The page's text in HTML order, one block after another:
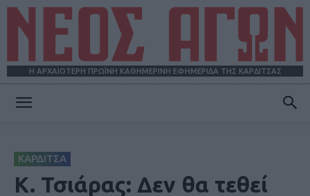
Η ΑΡΧΑΙΟΤΕΡΗ ΠΡΩΪΝΗ ΚΑΘΗΜΕΡΙΝΗ ΕΦΗΜΕΡΙΔΑ ΤΗΣ ΚΑΡΔΙΤΣΑΣ
ΚΑΡΔΙΤΣΑ
K. Τσιάρας: Δεν θα τεθεί